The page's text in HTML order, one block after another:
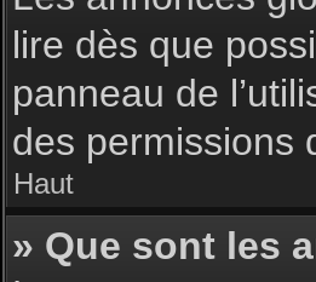
lire dès que
panneau de
des permissions
Haut
» Que sont les